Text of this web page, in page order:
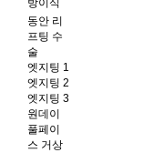
방이식
동안 리
프팅 수
술
엣지팅 1
엣지팅 2
엣지팅 3
원데이
풀페이
스 거상